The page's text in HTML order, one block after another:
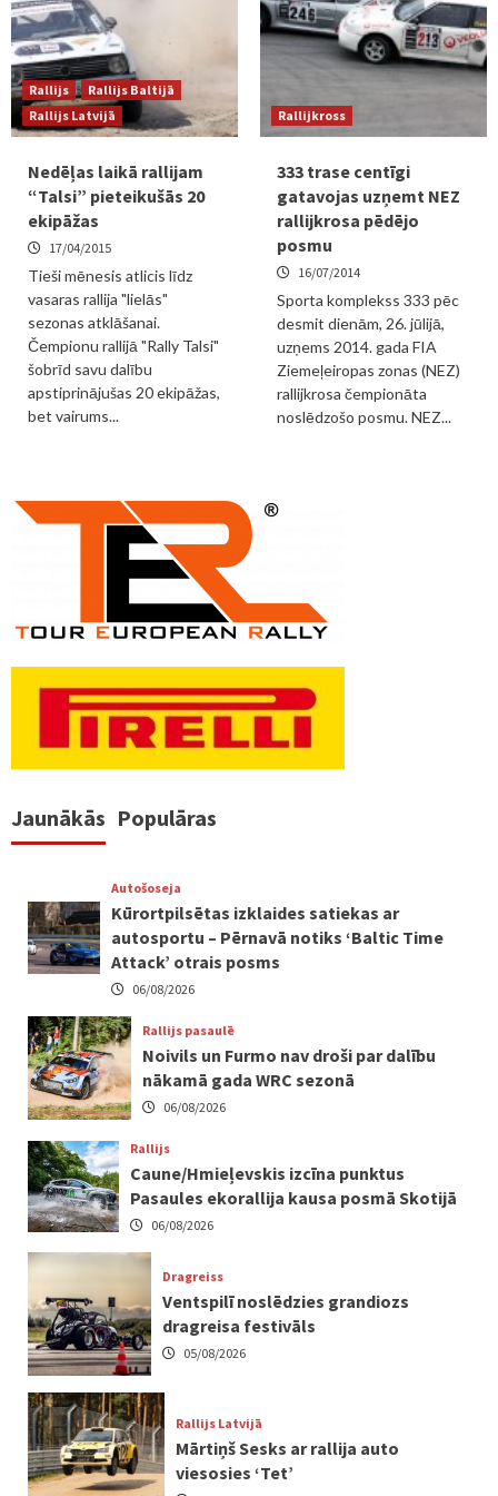
Rallijs
Rallijs Baltijā
Rallijs Latvijā
Nedēļas laikā rallijam
“Talsi” pieteikušās 20
ekipāžas
17/04/2015
Tieši mēnesis atlicis līdz
vasaras rallija "lielās"
sezonas atklāšanai.
Čempionu rallijā "Rally Talsi"
šobrīd savu dalību
apstiprinājušas 20 ekipāžas,
bet vairums...
Rallijkross
333 trase centīgi
gatavojas uzņemt NEZ
rallijkrosa pēdējo
posmu
16/07/2014
Sporta komplekss 333 pēc
desmit dienām, 26. jūlijā,
uzņems 2014. gada FIA
Ziemeļeiropas zonas (NEZ)
rallijkrosa čempionāta
noslēdzošo posmu. NEZ...
Jaunākās Populāras
Autošoseja
Kūrortpilsētas izklaides satiekas ar
autosportu – Pērnavā notiks ‘Baltic Time
Attack’ otrais posms
06/08/2026
Rallijs pasaulē
Noivils un Furmo nav droši par dalību
nākamā gada WRC sezonā
06/08/2026
Rallijs
Caune/Hmieļevskis izcīna punktus
Pasaules ekorallija kausa posmā Skotijā
06/08/2026
Dragreiss
Ventspilī noslēdzies grandiozs
dragreisa festivāls
05/08/2026
Rallijs Latvijā
Mārtiņš Sesks ar rallija auto
viesosies ‘Tet’